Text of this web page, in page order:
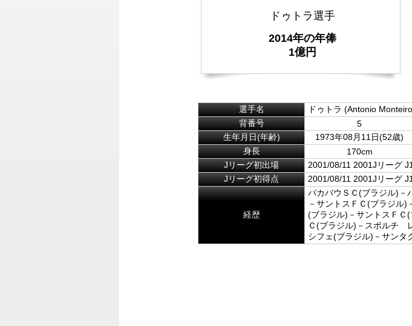
ドゥトラ選手
2014年の年俸
1億円
選手名
ドゥトラ (Antonio
背番号
5
生年月日(年齢)
1973年08月11日(52歳)
身長
170cm
Jリーグ初出場
2001/08/11 2001Jリーグ
Jリーグ初得点
2001/08/11 2001Jリーグ
経歴
バカバウＳＣ(ブラジル)－
－サントスＦＣ(ブラジル
(ブラジル)－サントスＦ
Ｃ(ブラジル)－スポルチ
シフェ(ブラジル)－サンタ